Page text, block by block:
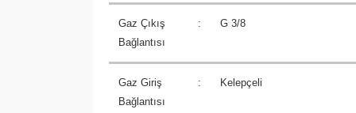
Gaz Çıkış
Bağlantısı
: G 3/8
Gaz Giriş
Bağlantısı
: Kelepçeli